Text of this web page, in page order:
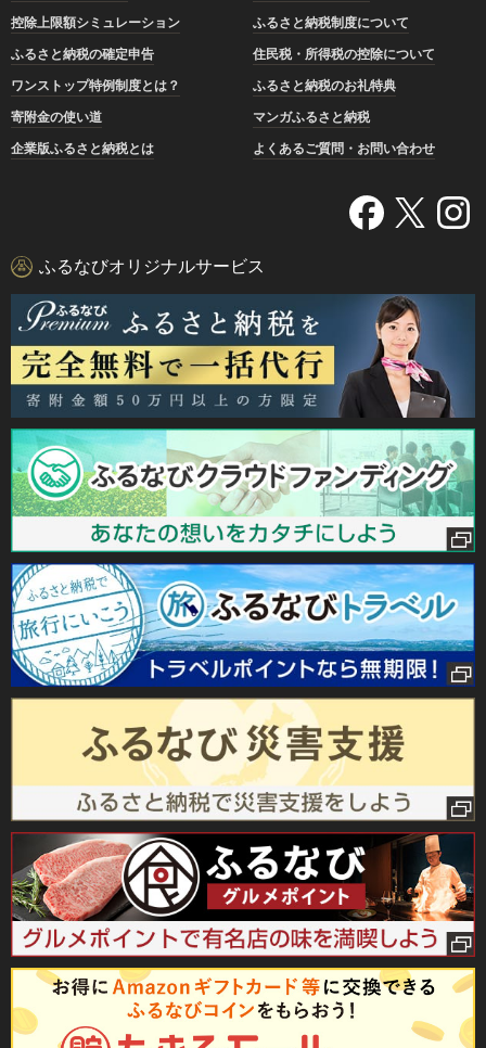
控除上限額シミュレーション
ふるさと納税制度について
ふるさと納税の確定申告
住民税・所得税の控除について
ワンストップ特例制度とは？
ふるさと納税のお礼特典
寄附金の使い道
マンガふるさと納税
企業版ふるさと納税とは
よくあるご質問・お問い合わせ
ふるなびオリジナルサービス